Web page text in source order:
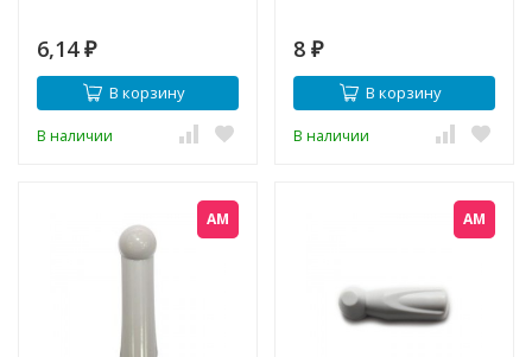
6,14 ₽
В корзину
В наличии
8 ₽
В корзину
В наличии
АМ АМ